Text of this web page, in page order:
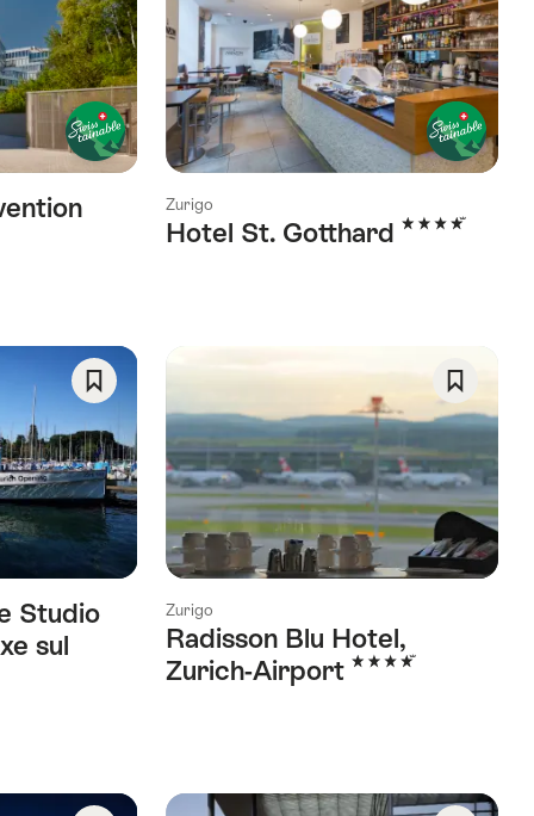
Salva
come
preferito:
Wishlist
Zurigo
Hotel St. Gotthard4 Stelle
Salva
come
Wishlist
Studio
sul
Salva
come
preferito:
Wishlist
Zurigo
Radisson Blu Hotel,
Zurich-Airport4 Stelle
Salva
Wishlist